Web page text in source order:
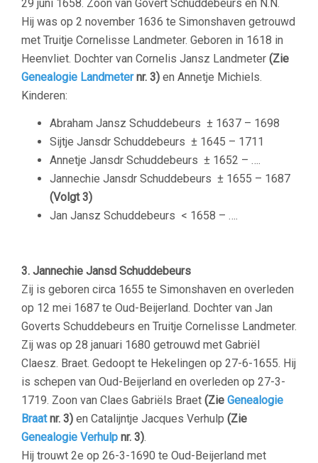
29 juni 1658. Zoon van Govert Schuddebeurs en N.N.
Hij was op 2 november 1636 te Simonshaven getrouwd
met Truitje Cornelisse Landmeter. Geboren in 1618 in
Heenvliet. Dochter van Cornelis Jansz Landmeter (Zie
Genealogie Landmeternr. 3) en Annetje Michiels.
Kinderen:
Abraham Jansz Schuddebeurs ± 1637 – 1698
Sijtje Jansdr Schuddebeurs ± 1645 – 1711
Annetje Jansdr Schuddebeurs ± 1652 – ….
Jannechie Jansdr Schuddebeurs ± 1655 – 1687
(Volgt 3)
Jan Jansz Schuddebeurs < 1658 – ….
3. Jannechie Jansd Schuddebeurs
Zij is geboren circa 1655 te Simonshaven en overleden
op 12 mei 1687 te Oud-Beijerland. Dochter van Jan
Goverts Schuddebeurs en Truitje Cornelisse Landmeter.
Zij was op 28 januari 1680 getrouwd met Gabriël
Claesz. Braet. Gedoopt te Hekelingen op 27-6-1655. Hij
is schepen van Oud-Beijerland en overleden op 27-3-
1719. Zoon van Claes Gabriëls Braet (Zie Genealogie
Braatnr. 3) en Catalijntje Jacques Verhulp (Zie
Genealogie Verhulp nr. 3).
Hij trouwt 2e op 26-3-1690 te Oud-Beijerland met